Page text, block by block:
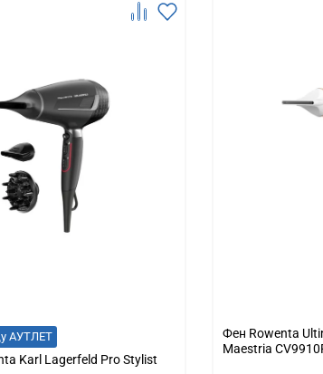
АУТЛЕТ
Karl Lagerfeld Pro Stylist
Фен Rowenta
Maestria